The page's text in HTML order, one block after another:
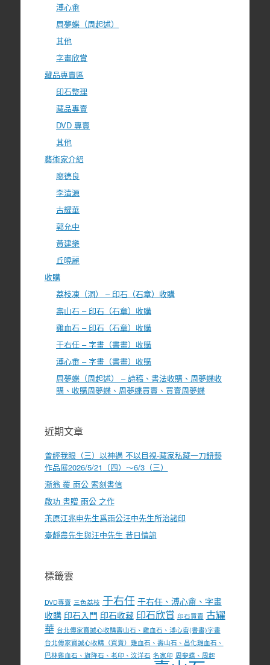
溥心畬
周夢蝶（周起述）
其他
字畫欣賞
藏品專賣區
印石整理
藏品專賣
DVD 專賣
其他
藝術家介紹
廖德良
李清源
古耀華
郭允中
黃建樂
丘曉麗
收購
荔枝凍（洞） – 印石（石章）收購
壽山石 – 印石（石章）收購
雞血石 – 印石（石章）收購
于右任 – 字畫（書畫）收購
溥心畬 – 字畫（書畫）收購
周夢蝶（周起述） – 詩稿、書法收購、周夢蝶收
購、收購周夢蝶、周夢蝶買賣、買賣周夢蝶
近期文章
曾經我眼（三）以神遇 不以目視-藏家私藏一刀鈕藝
作品展2026/5/21（四）～6/3（三）
漸翁 覆 雨公 索刻書信
啟功 書贈 雨公 之作
茮原江兆申先生爲雨公汪中先生所治諸印
臺靜農先生與汪中先生 昔日情誼
標籤雲
DVD專賣 三色荔枝 于右任 于右任、溥心畬、字畫
收購 印石入門 印石收藏 印石欣賞 印石買賣 古耀
華 台北傳家寶誠心收購壽山石、雞血石、溥心畬(書畫)字畫
台北傳家寶誠心收購（買賣）雞血石、壽山石、昌化雞血石、
巴林雞血石、旗降石、老印、汶洋石 名家印 周夢蝶、周起